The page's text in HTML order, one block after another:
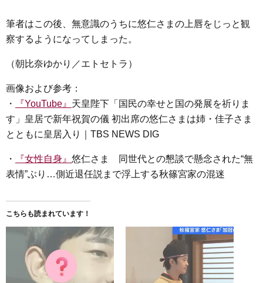
筆者はこの後、無意識のうちに悠仁さまの上唇をじっと観
察するようになってしまった。
（朝比奈ゆかり／エトセトラ）
画像および参考：
・
『YouTube』 天皇陛下「国民の幸せと国の発展を祈りま
す」皇居で新年祝賀の儀 初出席の悠仁さまは姉・佳子さま
とともに皇居入り｜TBS NEWS DIG
・ 『女性自身』 悠仁さま 同世代との懇談で懸念された“無
表情”ぶり…側近退任説まで浮上する秋篠宮家の混迷
こちらも読まれています！